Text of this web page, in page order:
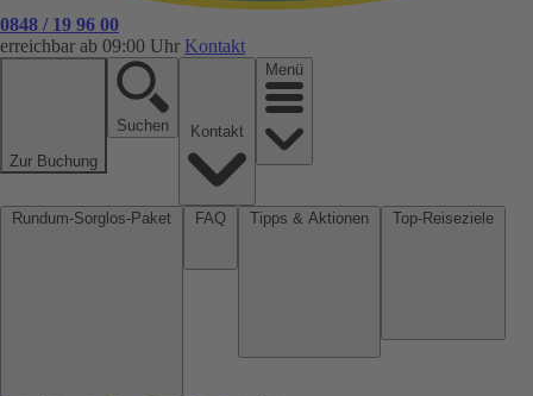
0848 / 19 96 00
erreichbar ab 09:00 Uhr Kontakt
Zur Buchung
Suchen
Menü